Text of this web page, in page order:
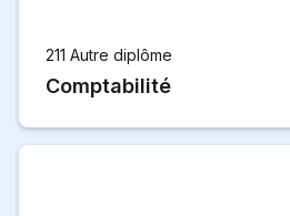
211 Autre diplôme
Comptabilité